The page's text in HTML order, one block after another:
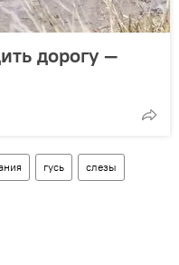
дорогу —
гусь слезы